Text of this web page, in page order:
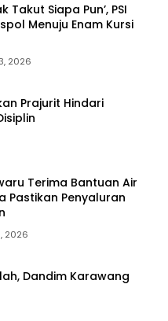
Takut Siapa Pun’, PSI
Menuju Enam Kursi
2026
Prajurit Hindari
Terima Bantuan Air
Pastikan Penyaluran
2026
Dandim Karawang